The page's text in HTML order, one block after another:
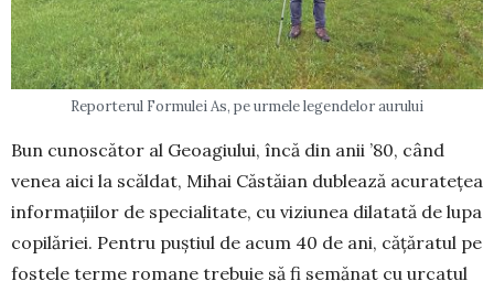
Reporterul Formulei As, pe urmele legendelor aurului
Bun cunoscător al Geoagiului, încă din anii ’80, când
venea aici la scăldat, Mihai Căstăian du­blea­ză acuratețea
informațiilor de specialitate, cu vi­ziunea dilatată de lupa
copilăriei. Pentru puș­tiul de acum 40 de ani, cățăratul pe
fostele terme ro­mane trebuie să fi semănat cu urcatul